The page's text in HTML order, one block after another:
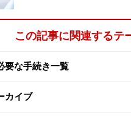
この記事に関連するテ
要な手続き一覧
カイブ